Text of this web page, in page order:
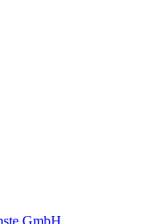
GmbH